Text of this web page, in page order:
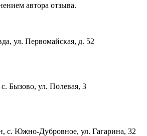
автора отзыва.
ул. Первомайская, д. 52
Бызово, ул. Полевая, 3
с. Южно-Дубровное, ул. Гагарина, 32